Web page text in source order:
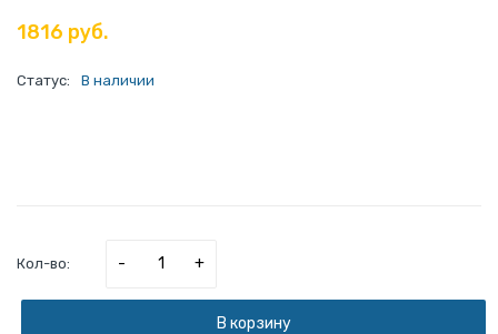
1816 руб.
Статус: В наличии
Кол-во: - +
В корзину